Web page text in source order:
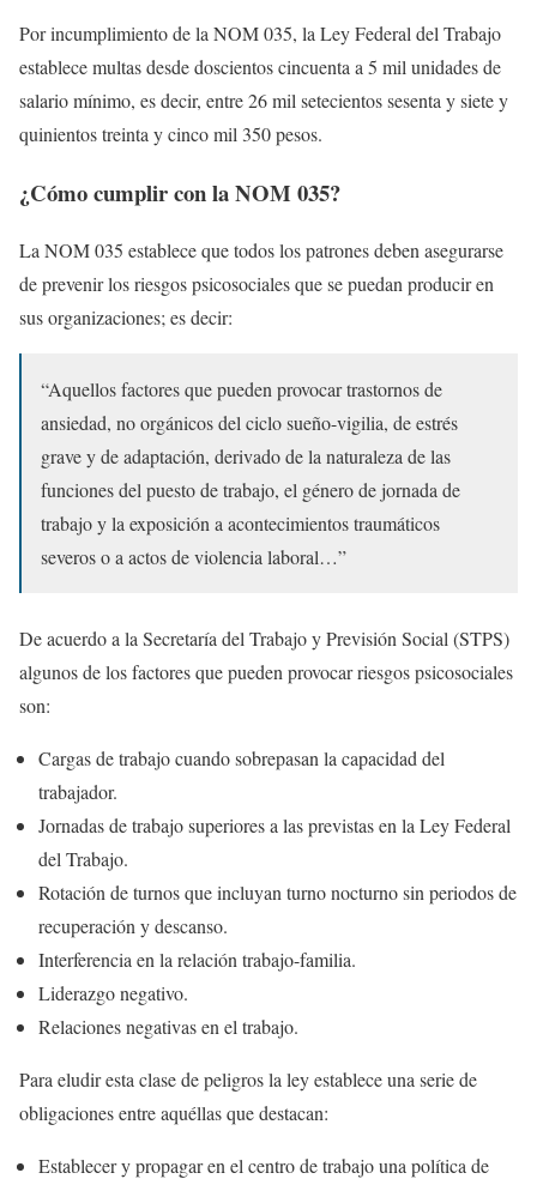
Por incumplimiento de la NOM 035, la Ley Federal del Trabajo
establece multas desde doscientos cincuenta a 5 mil unidades de
salario mínimo, es decir, entre 26 mil setecientos sesenta y siete y
quinientos treinta y cinco mil 350 pesos.
¿Cómo cumplir con la NOM 035?
La NOM 035 establece que todos los patrones deben asegurarse
de prevenir los riesgos psicosociales que se puedan producir en
sus organizaciones; es decir:
“Aquellos factores que pueden provocar trastornos de
ansiedad, no orgánicos del ciclo sueño-vigilia, de estrés
grave y de adaptación, derivado de la naturaleza de las
funciones del puesto de trabajo, el género de jornada de
trabajo y la exposición a acontecimientos traumáticos
severos o a actos de violencia laboral…”
De acuerdo a la Secretaría del Trabajo y Previsión Social (STPS)
algunos de los factores que pueden provocar riesgos psicosociales
son:
Cargas de trabajo cuando sobrepasan la capacidad del
trabajador.
Jornadas de trabajo superiores a las previstas en la Ley Federal
del Trabajo.
Rotación de turnos que incluyan turno nocturno sin periodos de
recuperación y descanso.
Interferencia en la relación trabajo-familia.
Liderazgo negativo.
Relaciones negativas en el trabajo.
Para eludir esta clase de peligros la ley establece una serie de
obligaciones entre aquéllas que destacan:
Establecer y propagar en el centro de trabajo una política de